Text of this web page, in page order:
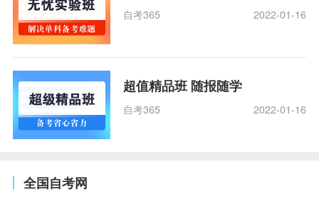
自考365 2022-01-16
超值精品班 随报随学
自考365 2022-01-16
全国自考网